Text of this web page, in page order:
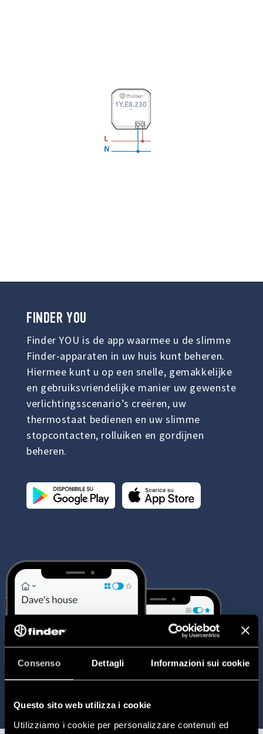
Consenso Dettagli Informazioni sui cookie
Questo sito web utilizza i cookie
Utilizziamo i cookie per personalizzare contenuti ed
FINDERYOU
Finder YOU is de app waarmee u de slimme
Finder-apparaten in uw huis kunt beheren.
Hiermee kunt u op een snelle, gemakkelijke
en gebruiksvriendelijke manier uw gewenste
verlichtingsscenario’s creëren, uw
thermostaat bedienen en uw slimme
stopcontacten, rolluiken en gordijnen
beheren.